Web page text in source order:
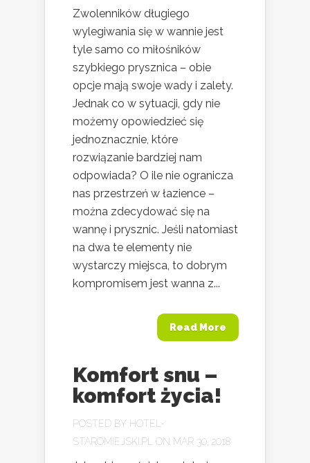
Zwolenników długiego
wylegiwania się w wannie jest
tyle samo co miłośników
szybkiego prysznica – obie
opcje mają swoje wady i zalety.
Jednak co w sytuacji, gdy nie
możemy opowiedzieć się
jednoznacznie, które
rozwiązanie bardziej nam
odpowiada? O ile nie ogranicza
nas przestrzeń w łazience –
można zdecydować się na
wannę i prysznic. Jeśli natomiast
na dwa te elementy nie
wystarczy miejsca, to dobrym
kompromisem jest wanna z...
Read More
Komfort snu –
komfort życia!
POSTED BY HOTEL-
STAROMIEJSKI.PL
ON MAR 30, 2018